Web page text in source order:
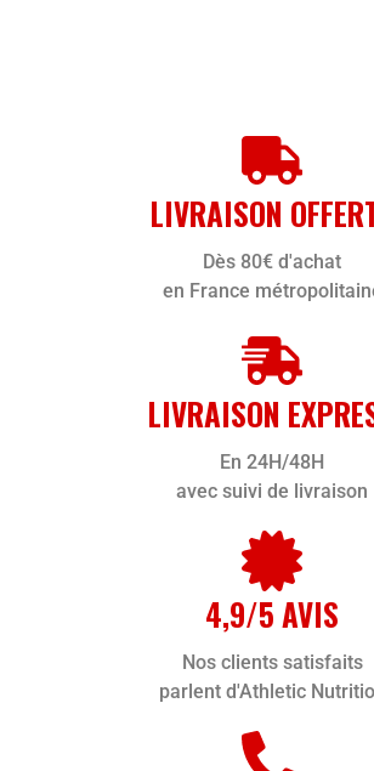
LIVRAISON
Dès 80€ d'achat
en France
LIVRAISON
En 24H/48H
avec suivi de livraison
4,9/5 AVIS
Nos clients satisfaits
parlent d'Athletic